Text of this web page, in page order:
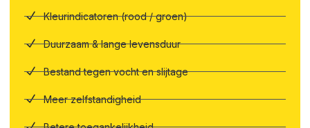
Kleurindicatoren (rood / groen)
Duurzaam & lange levensduur
Bestand tegen vocht en slijtage
Meer zelfstandigheid